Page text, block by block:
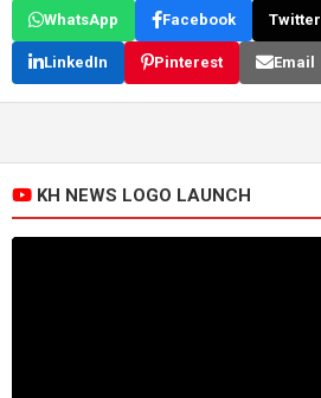
WhatsApp Facebook Twitter
LinkedIn Pinterest Email
KH NEWS LOGO LAUNCH